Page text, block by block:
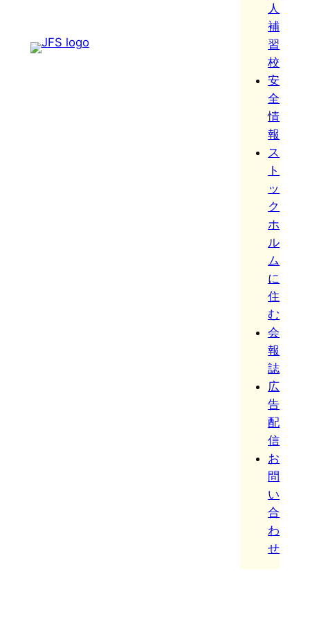
人
補
習
校
安
全
情
報
ス
ト
ッ
ク
ホ
ル
ム
に
住
む
会
報
誌
広
告
配
信
お
問
い
合
わ
せ